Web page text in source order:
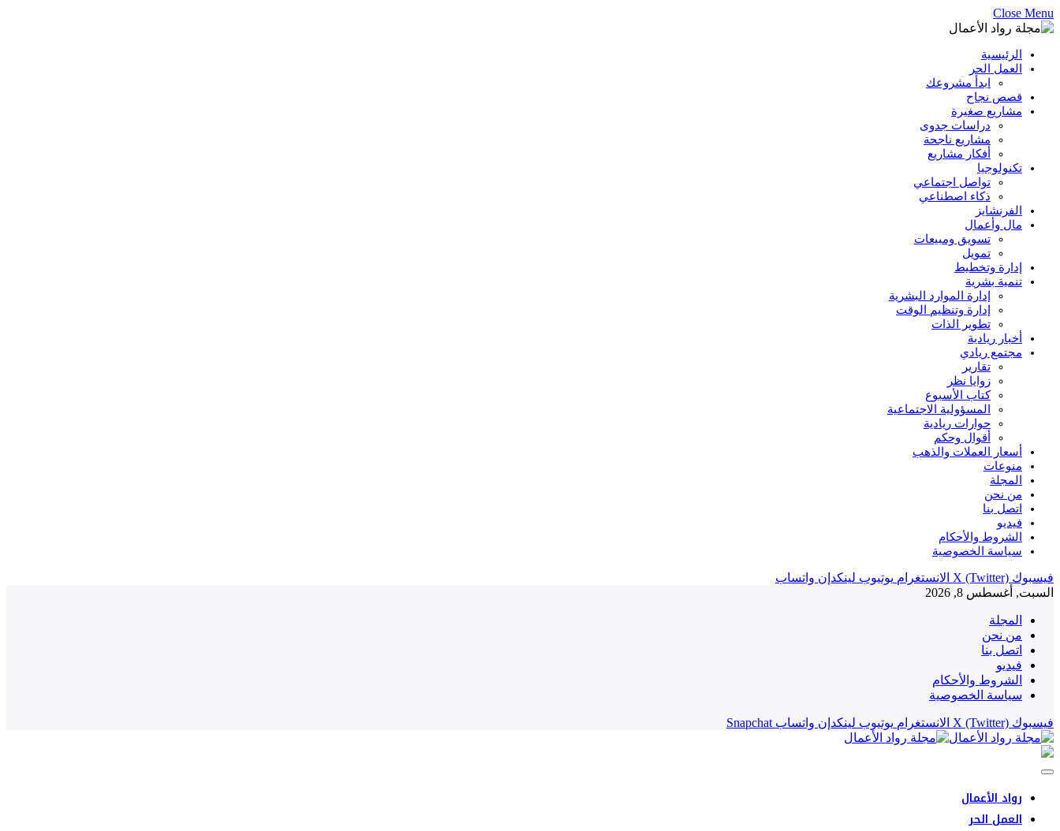
Close Menu
الرئيسية
العمل الحر
ابدأ مشروعك
قصص نجاح
مشاريع صغيرة
دراسات جدوى
مشاريع ناجحة
أفكار مشاريع
تكنولوجيا
تواصل اجتماعي
ذكاء اصطناعي
الفرنشايز
مال وأعمال
تسويق ومبيعات
تمويل
إدارة وتخطيط
تنمية بشرية
إدارة الموارد البشرية
إدارة وتنظيم الوقت
تطوير الذات
أخبار ريادية
مجتمع ريادي
تقارير
زوايا نظر
كتاب الأسبوع
المسؤولية الاجتماعية
حوارات ريادية
أقوال وحكم
أسعار العملات والذهب
منوعات
المجلة
من نحن
اتصل بنا
فيديو
الشروط والأحكام
سياسة الخصوصية
فيسبوك X (Twitter) الانستغرام يوتيوب لينكدإن واتساب
السبت, أغسطس 8, 2026
المجلة
من نحن
اتصل بنا
فيديو
الشروط والأحكام
سياسة الخصوصية
فيسبوك X (Twitter) الانستغرام يوتيوب لينكدإن واتساب Snapchat
رواد الأعمال
العمل الحر